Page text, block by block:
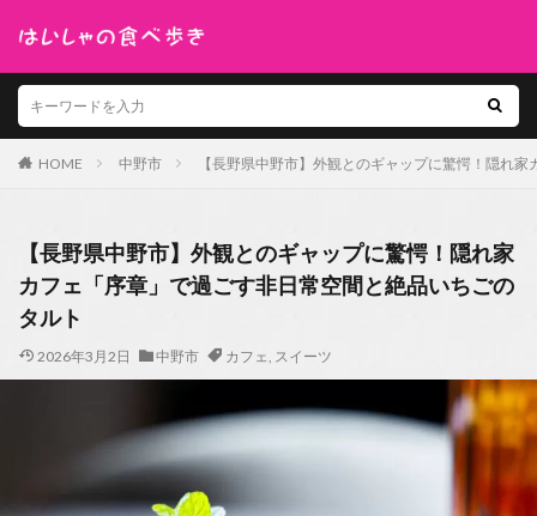
HOME 中野市 【長野県中野市】外観とのギャップに驚愕！隠れ
【長野県中野市】外観とのギャップに驚愕！隠れ家
カフェ「序章」で過ごす非日常空間と絶品いちごの
タルト
2026年3月2日 中野市 カフェ, スイーツ